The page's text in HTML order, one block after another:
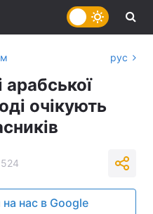
рус
арабської
очікують
524
на нас в Google